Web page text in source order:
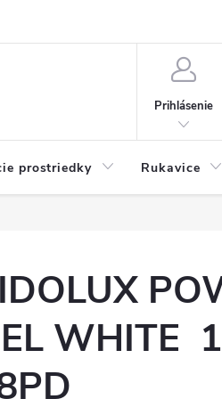
Prihlásenie
prostriedky Rukavice
WHITE